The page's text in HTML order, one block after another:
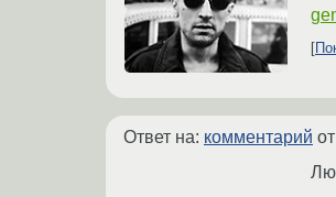
Ответ на: комментарий